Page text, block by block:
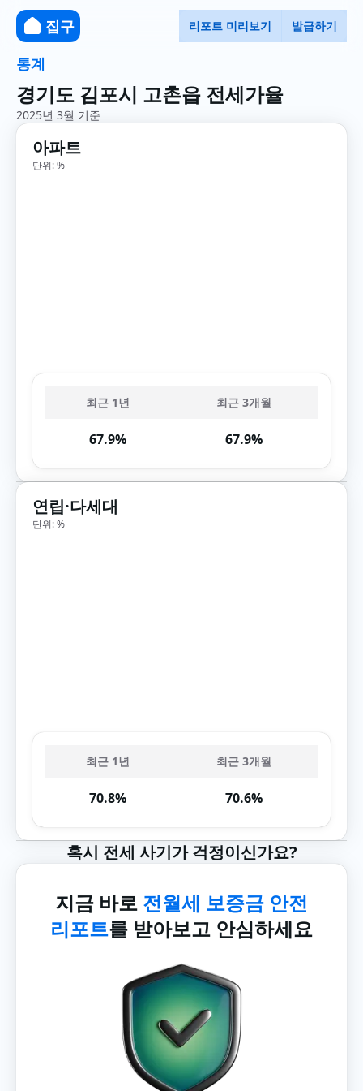
집구 리포트 미리보기 발급하기
통계
경기도 김포시 고촌읍 전세가율
2025년 3월 기준
아파트
단위: %
최근 1년 최근 3개월
67.9% 67.9%
연립·다세대
단위: %
최근 1년 최근 3개월
70.8% 70.6%
혹시 전세 사기가 걱정이신가요?
지금 바로 전월세 보증금 안전
리포트를 받아보고 안심하세요